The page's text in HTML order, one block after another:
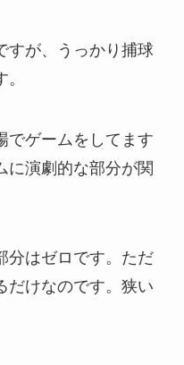
すが、うっかり捕球
でゲームをしてます
に演劇的な部分が関
分はゼロです。ただ
だけなのです。狭い